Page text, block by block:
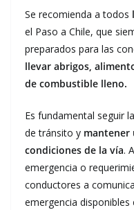
Se recomienda a todos
el Paso a Chile, que
preparados para las
llevar abrigos,
de combustible lleno.
Es fundamental seguir
de tránsito y mantener
condiciones de la vía.
emergencia o
conductores a
emergencia disponibles